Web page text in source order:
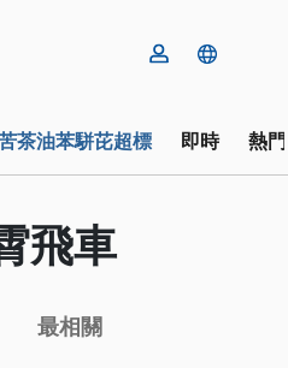
茶油苯駢芘超標 即時 熱
飛車
最相關